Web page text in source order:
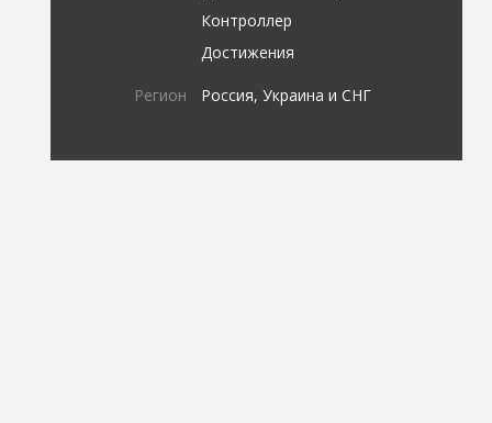
Контроллер
Достижения
Регион Россия, Украина и СНГ